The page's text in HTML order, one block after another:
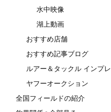
水中映像
湖上動画
おすすめ店舗
おすすめ記事ブログ
ルアー＆タックル インプレ
ヤフーオークション
全国フィールドの紹介